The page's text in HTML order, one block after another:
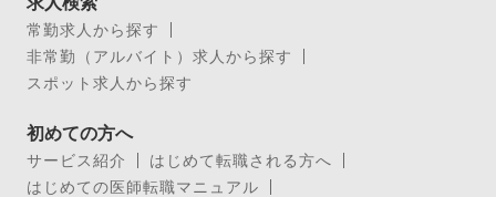
常勤求人から探す
非常勤（アルバイト）求人から探す
スポット求人から探す
初めての方へ
サービス紹介
はじめて転職される方へ
はじめての医師転職マニュアル